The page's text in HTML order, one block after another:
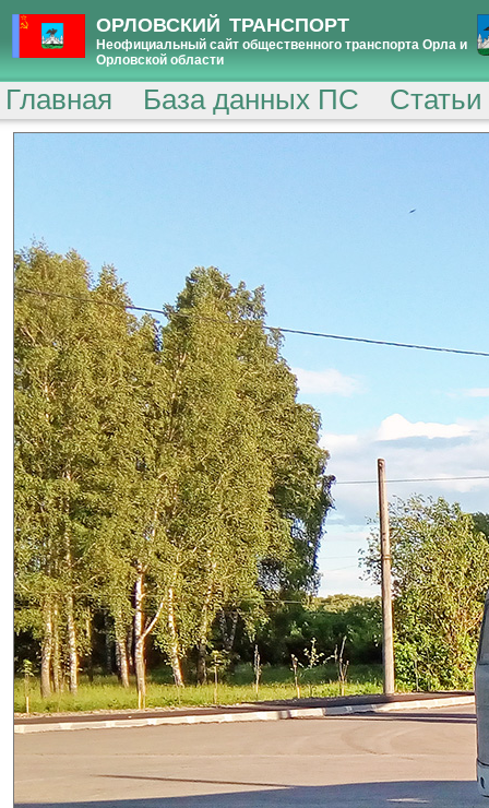
ОРЛОВСКИЙ ТРАНСПОРТ
Неофициальный сайт общественного транспорта Орла и
Орловской области
Главная База данных ПС